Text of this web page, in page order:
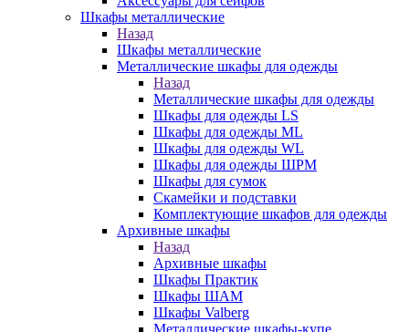
Шкафы металлические
Назад
Шкафы металлические
Металлические шкафы для одежды
Назад
Металлические шкафы для одежды
Шкафы для одежды LS
Шкафы для одежды ML
Шкафы для одежды WL
Шкафы для одежды ШРМ
Шкафы для сумок
Скамейки и подставки
Комплектующие шкафов для одежды
Архивные шкафы
Назад
Архивные шкафы
Шкафы Практик
Шкафы ШАМ
Шкафы Valberg
Металлические шкафы-купе